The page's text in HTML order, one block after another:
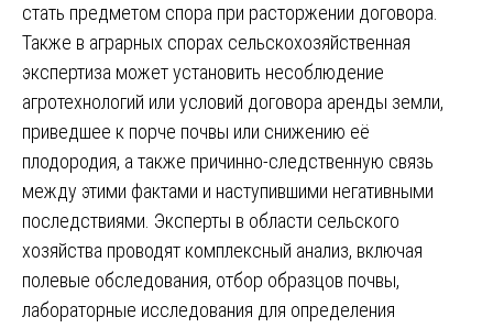
стать предметом спора при расторжении договора.
Также в аграрных спорах сельскохозяйственная
экспертиза может установить несоблюдение
агротехнологий или условий договора аренды земли,
приведшее к порче почвы или снижению её
плодородия, а также причинно-следственную связь
между этими фактами и наступившими негативными
последствиями. Эксперты в области сельского
хозяйства проводят комплексный анализ, включая
полевые обследования, отбор образцов почвы,
лабораторные исследования для определения